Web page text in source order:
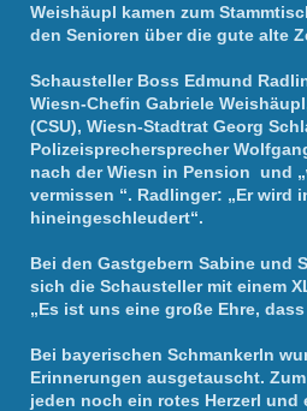
Weishäupl kamen zum
den Senioren über die gute alte
Schausteller Boss Edmund
Wiesn-Chefin Gabriele
(CSU), Wiesn-Stadtrat Georg
Polizeisprechersprecher
nach der Wiesn in Pension und
vermissen “. Radlinger: „Er wird
hineingeschleudert“.
Bei den Gastgebern Sabine und
sich die Schausteller mit einem
„Es ist uns eine große Ehre,
Bei bayerischen Schmankerln
Erinnerungen ausgetauscht.
jeden noch ein rotes Herzerl und